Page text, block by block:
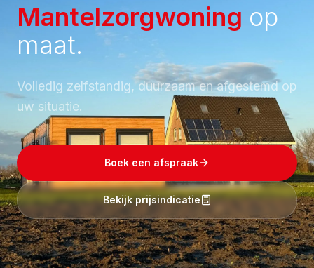
Mantelzorgwoning op
maat.
Volledig zelfstandig, duurzaam en afgestemd op
uw situatie.
Boek een afspraak
Bekijk prijsindicatie